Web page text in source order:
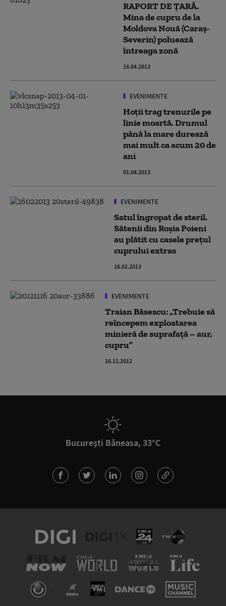
RAPORT DE ȚARĂ.
Mina de cupru de la
Moldova Nouă (Caraș-
Severin) poluează
întreaga zonă
16.04.2013
EVENIMENTE
Hoții trag trenurile pe
linie moartă. Drumul
până la mare durează
mai mult ca acum 20 de
ani
01.04.2013
EVENIMENTE
Satul îngropat de steril.
Sătenii din Roșia Poieni
au plătit cu casele prețul
cuprului extras
16.02.2013
EVENIMENTE
Traian Băsescu: „Trebuie să
reîncepem exploatarea
minieră de suprafață – aur,
cupru”
16.11.2012
București Băneasa, 33°C